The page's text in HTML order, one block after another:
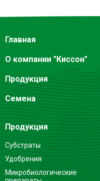
Главная
О компании "Киссон"
Продукция
Семена
Продукция
Субстраты
Удобрения
Микробиологические